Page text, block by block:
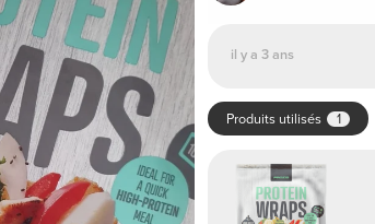
il y a 3 ans
Produits utilisés 1